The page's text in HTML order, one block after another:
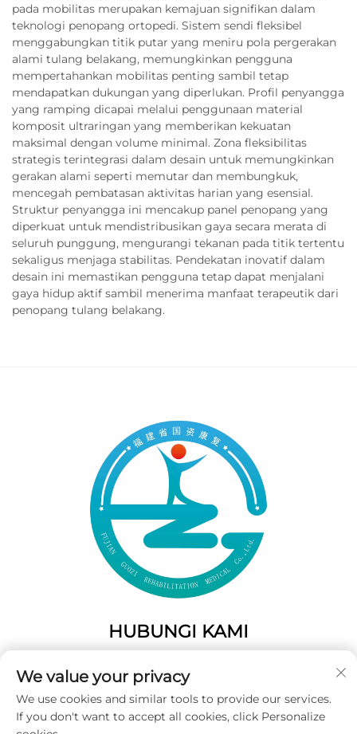
pada mobilitas merupakan kemajuan signifikan dalam
teknologi penopang ortopedi. Sistem sendi fleksibel
menggabungkan titik putar yang meniru pola pergerakan
alami tulang belakang, memungkinkan pengguna
mempertahankan mobilitas penting sambil tetap
mendapatkan dukungan yang diperlukan. Profil penyangga
yang ramping dicapai melalui penggunaan material
komposit ultraringan yang memberikan kekuatan
maksimal dengan volume minimal. Zona fleksibilitas
strategis terintegrasi dalam desain untuk memungkinkan
gerakan alami seperti memutar dan membungkuk,
mencegah pembatasan aktivitas harian yang esensial.
Struktur penyangga ini mencakup panel penopang yang
diperkuat untuk mendistribusikan gaya secara merata di
seluruh punggung, mengurangi tekanan pada titik tertentu
sekaligus menjaga stabilitas. Pendekatan inovatif dalam
desain ini memastikan pengguna tetap dapat menjalani
gaya hidup aktif sambil menerima manfaat terapeutik dari
penopang tulang belakang.
HUBUNGI KAMI
Tiongkok
Telp:+86-19859128239
E-Mail:
We value your privacy
We use cookies and similar tools to provide our services.
If you don't want to accept all cookies, click Personalize